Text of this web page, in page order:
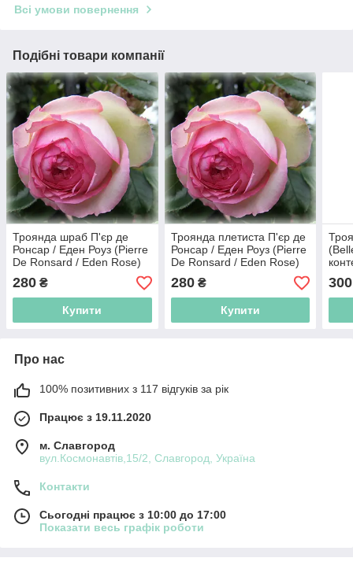
Всі умови повернення
Подібні товари компанії
Троянда шраб П'єр де
Ронсар / Еден Роуз (Pierre
De Ronsard / Eden Rose)
280 ₴
Купити
Троянда плетиста П'єр де
Ронсар / Еден Роуз (Pierre
De Ronsard / Eden Rose)
280₴
Купити
300
Про нас
100% позитивних з 117 відгуків за рік
Працює з 19.11.2020
м. Славгород
вул.Космонавтів,15/2, Славгород, Україна
Контакти
Сьогодні працює з 10:00 до 17:00
Показати весь графік роботи